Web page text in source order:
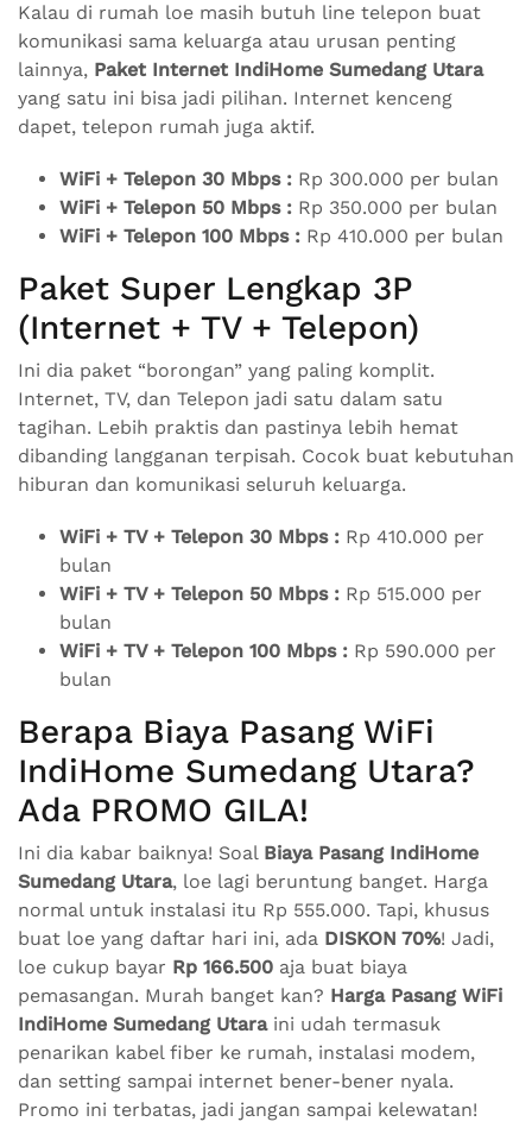
Kalau di rumah loe masih butuh line telepon buat
komunikasi sama keluarga atau urusan penting
lainnya, Paket Internet IndiHome Sumedang Utara
yang satu ini bisa jadi pilihan. Internet kenceng
dapet, telepon rumah juga aktif.
WiFi + Telepon 30 Mbps : Rp 300.000 per bulan
WiFi + Telepon 50 Mbps : Rp 350.000 per bulan
WiFi + Telepon 100 Mbps : Rp 410.000 per bulan
Paket Super Lengkap 3P
(Internet + TV + Telepon)
Ini dia paket “borongan” yang paling komplit.
Internet, TV, dan Telepon jadi satu dalam satu
tagihan. Lebih praktis dan pastinya lebih hemat
dibanding langganan terpisah. Cocok buat kebutuhan
hiburan dan komunikasi seluruh keluarga.
WiFi + TV + Telepon 30 Mbps : Rp 410.000 per
bulan
WiFi + TV + Telepon 50 Mbps : Rp 515.000 per
bulan
WiFi + TV + Telepon 100 Mbps : Rp 590.000 per
bulan
Berapa Biaya Pasang WiFi
IndiHome Sumedang Utara?
Ada PROMO GILA!
Ini dia kabar baiknya! Soal Biaya Pasang IndiHome
Sumedang Utara, loe lagi beruntung banget. Harga
normal untuk instalasi itu Rp 555.000. Tapi, khusus
buat loe yang daftar hari ini, ada DISKON 70%! Jadi,
loe cukup bayar Rp 166.500 aja buat biaya
pemasangan. Murah banget kan? Harga Pasang WiFi
IndiHome Sumedang Utaraini udah termasuk
penarikan kabel fiber ke rumah, instalasi modem,
dan setting sampai internet bener-bener nyala.
Promo ini terbatas, jadi jangan sampai kelewatan!